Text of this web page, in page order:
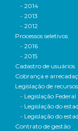
- 2014
- 2013
- 2012
Processos seletivos
- 2016
- 2015
Cadastro de usuários
Cobrança e
Legislação de
- Legislação Federal
- Legislação do
- Legislação do
Contrato de gestão